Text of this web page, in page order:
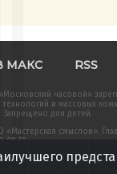
МАКС RSS
часовой»
и массовых
Запрещено для детей.
смыслов».
09-59
на данном веб-